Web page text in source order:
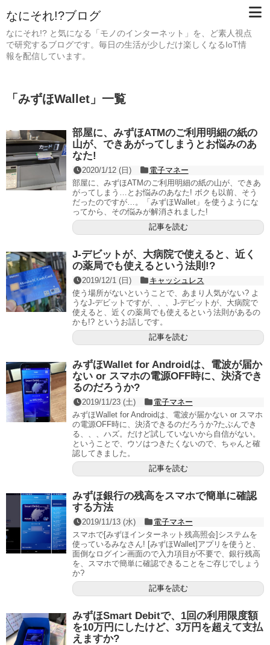
なにそれ!?ブログ
なにそれ!? と気になる「モノのインターネット」を、ど素人視点
で研究するブログです。毎日の生活が少しだけ楽しくなるIoT情
報を配信しています。
「 みずほWallet 」 一覧
部屋に、みずほATMのご利用明細の紙の
山が、できあがってしまうとお悩みのあ
なた!
2020/1/12 (日)
電子マネー
部屋に、みずほATMのご利用明細の紙の山が、できあ
がってしまう…とお悩みのあなた! ボクも以前、そう
だったのですが…。「みずほWallet」を使うようにな
ってから、その悩みが解消されました!
記事を読む
J-デビットが、大病院で使えると、近く
の薬局でも使えるという法則!?
2019/12/1 (日)
キャッシュレス
使う場所がないということで、あまり人気がない? よ
うなJ-デビットですが、、、J-デビットが、大病院で
使えると、近くの薬局でも使えるという法則があるの
かも!? というお話しです。
記事を読む
みずほWallet for Androidは、電波が届か
ない or スマホの電源OFF時に、決済でき
るのだろうか?
2019/11/23 (土)
電子マネー
みずほWallet for Androidは、電波が届かない or スマホ
の電源OFF時に、決済できるのだろうか?たぶんでき
る、、、ハズ。だけど試していないから自信がない。
ということで、ウソはつきたくないので、ちゃんと確
認してきました。
記事を読む
みずほ銀行の残高をスマホで簡単に確認
する方法
2019/11/13 (水)
電子マネー
スマホで[みずほインターネット残高照会]システムを
使っているみなさん! [みずほWallet]アプリを使うと、
面倒なログイン画面ので入力項目が不要で、銀行残高
を、スマホで簡単に確認できることをご存じでしょう
か?
記事を読む
みずほSmart Debitで、1回の利用限度額
を10万円にしたけど、3万円を超えて支払
えますか?